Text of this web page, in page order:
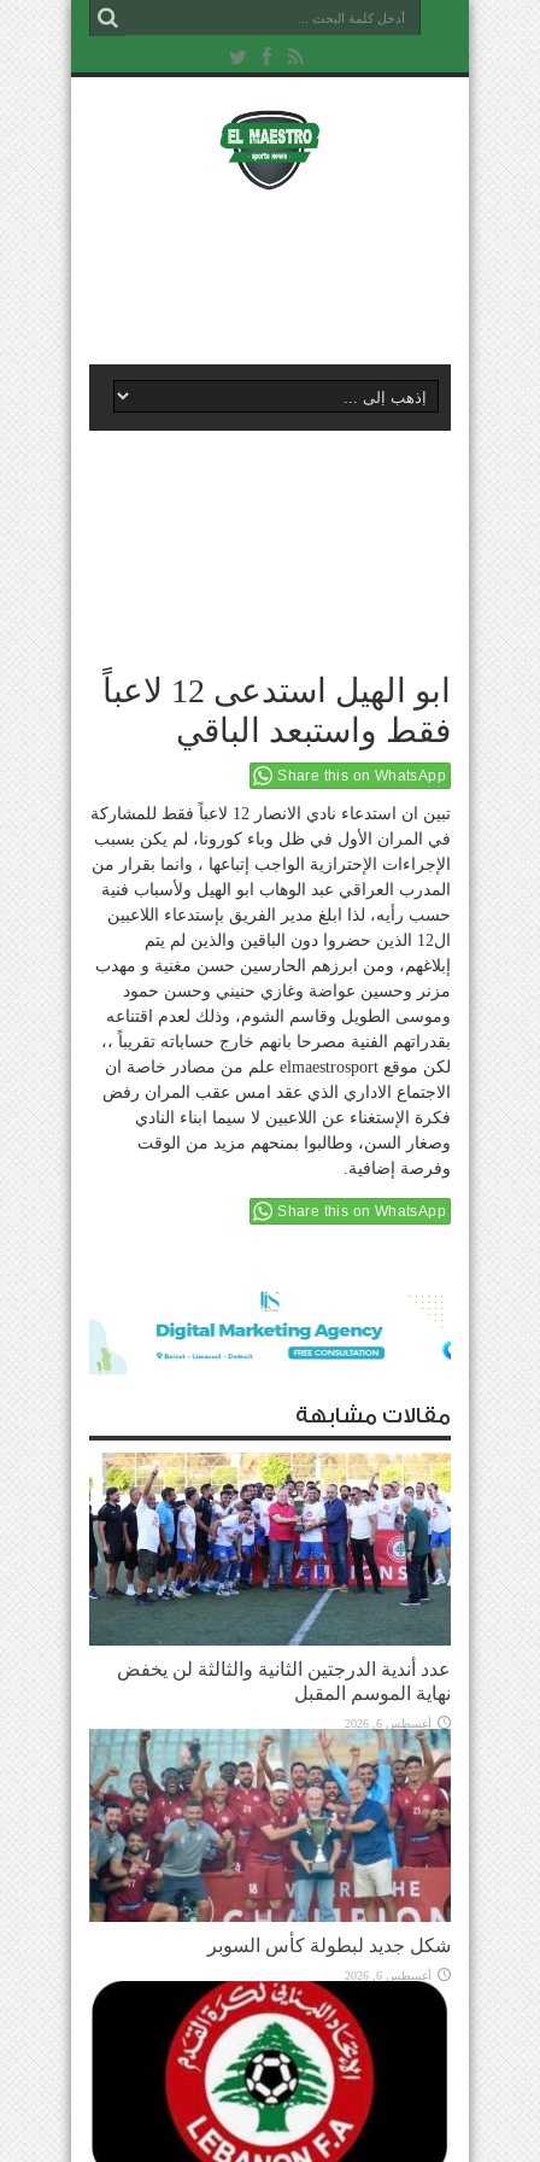
ابو الهيل استدعى 12 لاعباً
فقط واستبعد الباقي
Share this on WhatsApp
تبين ان استدعاء نادي الانصار 12 لاعباً فقط للمشاركة
في المران الأول في ظل وباء كورونا، لم يكن بسبب
الإجراءات الإحترازية الواجب إتباعها ، وانما بقرار من
المدرب العراقي عبد الوهاب ابو الهيل ولأسباب فنية
حسب رأيه، لذا ابلغ مدير الفريق بإستدعاء اللاعبين
ال12 الذين حضروا دون الباقين والذين لم يتم
إبلاغهم، ومن ابرزهم الحارسين حسن مغنية و مهدب
مزنر وحسين عواضة وغازي حنيني وحسن حمود
وموسى الطويل وقاسم الشوم، وذلك لعدم اقتناعه
بقدراتهم الفنية مصرحا بانهم خارج حساباته تقريباً ،،
لكن موقع elmaestrosport علم من مصادر خاصة ان
الاجتماع الاداري الذي عقد امس عقب المران رفض
فكرة الإستغناء عن اللاعبين لا سيما ابناء النادي
وصغار السن، وطالبوا بمنحهم مزيد من الوقت
وفرصة إضافية.
Share this on WhatsApp
مقالات مشابهة
عدد أندية الدرجتين الثانية والثالثة لن يخفض
نهاية الموسم المقبل
أغسطس 6, 2026
شكل جديد لبطولة كأس السوبر
أغسطس 6, 2026